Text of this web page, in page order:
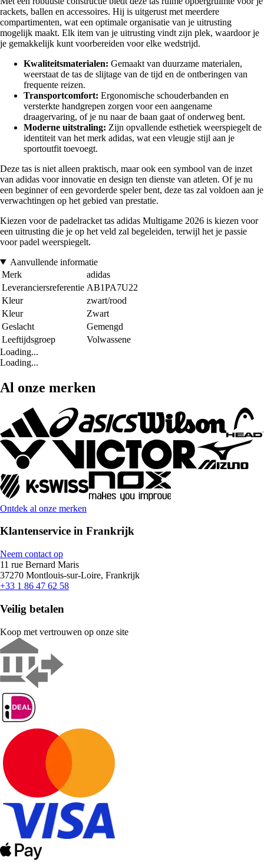
rackets, ballen en accessoires. Hij is uitgerust met meerdere
compartimenten, wat een optimale organisatie van je uitrusting
mogelijk maakt. Elk item van je uitrusting vindt zijn plek, waardoor je
je gemakkelijk kunt voorbereiden voor elke wedstrijd.
Kwaliteitsmaterialen: Gemaakt van duurzame materialen,
weerstaat de tas de slijtage van de tijd en de ontberingen van
frequente reizen.
Transportcomfort: Ergonomische schouderbanden en
versterkte handgrepen zorgen voor een aangename
draagervaring, of je nu naar de baan gaat of onderweg bent.
Moderne uitstraling: Zijn opvallende esthetiek weerspiegelt de
identiteit van het merk adidas, wat een vleugje stijl aan je
sportoutfit toevoegt.
Deze tas is niet alleen praktisch, maar ook een symbool van de inzet
van adidas voor innovatie en design ten dienste van atleten. Of je nu
een beginner of een gevorderde speler bent, deze tas zal voldoen aan je
verwachtingen op het gebied van prestatie.
Kiezen voor de padelracket tas adidas Multigame 2026 is kiezen voor
een uitrusting die je op het veld zal begeleiden, terwijl het je passie
voor padel weerspiegelt.
Aanvullende informatie
Merk
adidas
Leveranciersreferentie AB1PA7U22
Kleur
zwart/rood
Kleur
Zwart
Geslacht
Gemengd
Leeftijdsgroep
Volwassene
Loading...
Loading...
Al onze merken
Ontdek al onze merken
Klantenservice in Frankrijk
Neem contact op
11 rue Bernard Maris
37270 Montlouis-sur-Loire, Frankrijk
+33 1 86 47 62 58
Veilig betalen
Koop met vertrouwen op onze site